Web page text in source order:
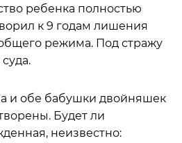
ребенка полностью
к 9 годам лишения
режима. Под стражу
и обе бабушки двойняшек
Будет ли
неизвестно: